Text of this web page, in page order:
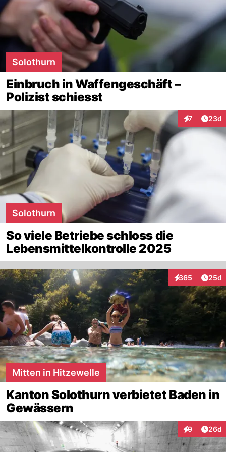
Solothurn
Einbruch in Waffengeschäft –
Polizist schiesst
7
Interaktionen
23d
Solothurn
So viele Betriebe schloss die
Lebensmittelkontrolle 2025
365
Interaktionen
25d
Mitten in Hitzewelle
Kanton Solothurn verbietet Baden in
Gewässern
9
Interaktionen
26d